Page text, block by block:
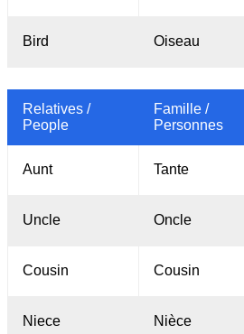
Bird Oiseau
Relatives /
People
Famille /
Personnes
Aunt Tante
Uncle Oncle
Cousin Cousin
Niece Nièce